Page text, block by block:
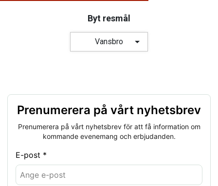
Byt resmål
Vansbro
Prenumerera på vårt nyhetsbrev
Prenumerera på vårt nyhetsbrev för att få information om
kommande evenemang och erbjudanden.
E-post *